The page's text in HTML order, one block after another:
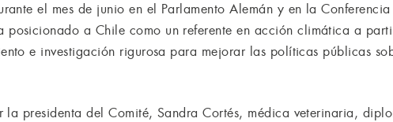
el mes de junio en el Parlamento Alemán y en la Conferencia
a Chile como un referente en acción climática a
e investigación rigurosa para mejorar las políticas públicas
presidenta del Comité, Sandra Cortés, médica veterinaria,